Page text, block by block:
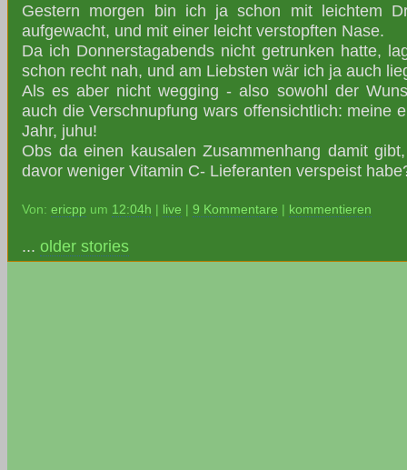
Gestern morgen bin ich ja schon mit leichtem
aufgewacht, und mit einer leicht verstopften Nase.
Da ich Donnerstagabends nicht getrunken hatte,
schon recht nah, und am Liebsten wär ich ja auch
Als es aber nicht wegging - also sowohl der
auch die Verschnupfung wars offensichtlich: meine
Jahr, juhu!
Obs da einen kausalen Zusammenhang damit
davor weniger Vitamin C- Lieferanten verspeist
Von: ericpp um 12:04h live 9 Kommentare kommentieren
... older stories